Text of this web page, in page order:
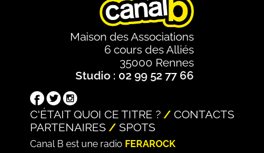
Maison des Associations
6 cours des Alliés
35000 Rennes
Studio : 02 99 52 77 66
C'ÉTAIT QUOI CE TITRE ?
CONTACTS
PARTENAIRES
SPOTS
Canal B est une radio FERAROCK